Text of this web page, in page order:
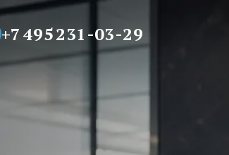
+7 495 231-03-29